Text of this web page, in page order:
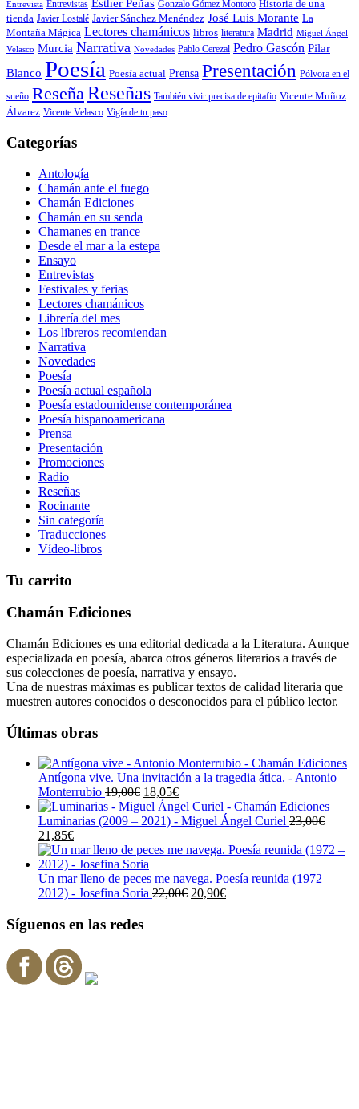
Entrevista Entrevistas Esther Peñas Gonzalo Gómez Montoro Historia de una
tienda Javier Lostalé Javier Sánchez Menéndez José Luis Morante La
Montaña Mágica Lectores chamánicos libros literatura Madrid Miguel Ángel
Velasco Murcia Narrativa Novedades Pablo Cerezal Pedro Gascón Pilar
Blanco Poesía Poesía actual Prensa Presentación Pólvora en el
sueño ReseñaReseñas También vivir precisa de epitafio Vicente Muñoz
Álvarez Vicente Velasco Vigía de tu paso
Categorías
Antología
Chamán ante el fuego
Chamán Ediciones
Chamán en su senda
Chamanes en trance
Desde el mar a la estepa
Ensayo
Entrevistas
Festivales y ferias
Lectores chamánicos
Librería del mes
Los libreros recomiendan
Narrativa
Novedades
Poesía
Poesía actual española
Poesía estadounidense contemporánea
Poesía hispanoamericana
Prensa
Presentación
Promociones
Radio
Reseñas
Rocinante
Sin categoría
Traducciones
Vídeo-libros
Tu carrito
Chamán Ediciones
Chamán Ediciones es una editorial dedicada a la Literatura. Aunque
especializada en poesía, abarca otros géneros literarios a través de
sus colecciones de poesía, narrativa y ensayo.
Una de nuestras máximas es publicar textos de calidad literaria que
muestren autores conocidos o desconocidos para el público lector.
Últimas obras
Antígona vive. Una invitación a la tragedia ática. - Antonio
Monterrubio 19,00€ El
precio
original
19,00€.
18,05€El
precio
actual
18,05€.
Luminarias (2009 – 2021) - Miguel Ángel Curiel 23,00€
El
precio
original
era:
23,00€.
21,85€El
precio
actual
es:
21,85€.
Un mar lleno de peces me navega. Poesía reunida (1972 –
2012) - Josefina Soria 22,00€ El
20,90€El
Síguenos en las redes